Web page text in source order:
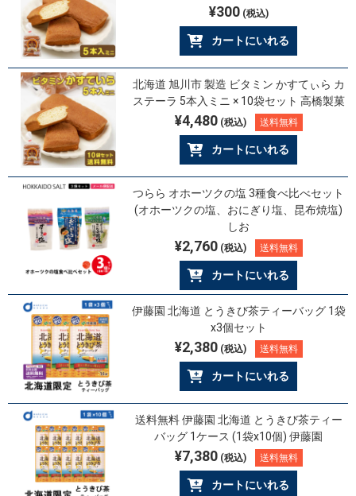
¥300(税込)
カートにいれる
北海道 旭川市 製造 ビタミン かすてぃら カ
ステーラ 5本入ミニ × 10袋セット 高橋製菓
¥4,480(税込) 送料無料
カートにいれる
つらら オホーツクの塩 3種食べ比べセット
(オホーツクの塩、おにぎり塩、昆布焼塩)
しお
¥2,760(税込) 送料無料
カートにいれる
伊藤園 北海道 とうきび茶ティーバッグ 1袋
x3個セット
¥2,380(税込) 送料無料
カートにいれる
送料無料 伊藤園 北海道 とうきび茶ティー
バッグ 1ケース (1袋x10個) 伊藤園
¥7,380(税込) 送料無料
カートにいれる